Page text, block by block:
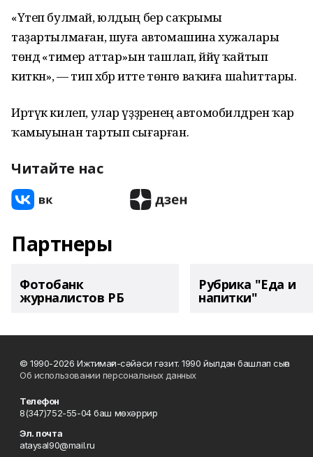
«Үтеп булмай, юлдың бер саҡрымы
таҙартылмаған, шуға автомашина хужалары
төндә «тимер аттар»ын ташлап, йәйәү ҡайтып
киткән», — тип хәбәр итте төнгө ваҡиға шаһиттары.
Иртүк килеп, улар үҙҙәренең автомобилдәрен ҡар
ҡамыуынан тартып сығарған.
Читайте нас
Партнеры
Фотобанк
журналистов РБ
Рубрика "Еда и
напитки"
© 1990-2026 Ижтимағи-сәйәси гәзит. 1990 йылдан башлап сыға
Об использовании персональных данных
Телефон
8(347)752-55-04 баш мөхәррир
Эл. почта
ataysal90@mail.ru